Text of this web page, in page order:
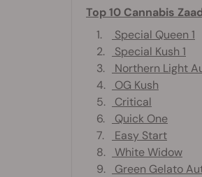
Top 10 Cannabis
1.
Special Queen 1
2.
Special Kush 1
3.
Northern Light
4.
OG Kush
5.
Critical
6.
Quick One
7.
Easy Start
8.
White Widow
9.
Green Gelato